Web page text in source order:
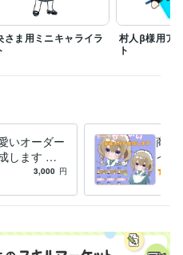
似顔絵
ャラクター作成
ゆるふわ
さま用ミニキャライラ
村人β様用ア
ト
いオーダー
します 配
ど☆ミニキ
3,000 円
商用
イド
成実